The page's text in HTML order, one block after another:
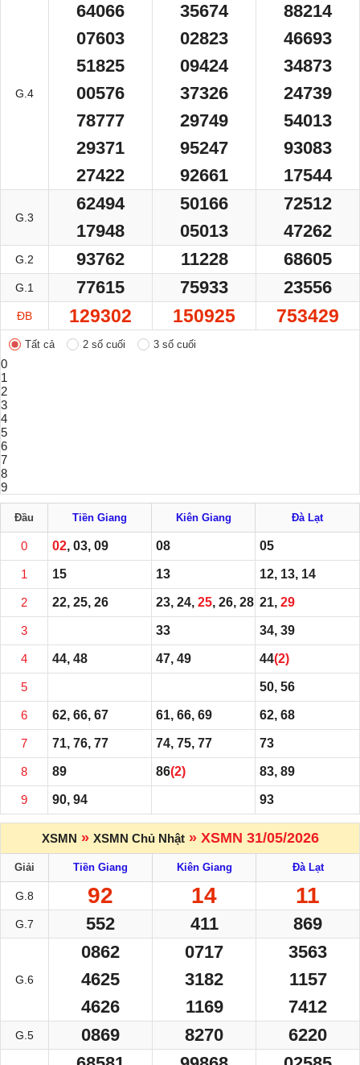
G.4
64066
07603
51825
00576
78777
29371
27422
35674
02823
09424
37326
29749
95247
92661
88214
46693
34873
24739
54013
93083
17544
G.3
62494
17948
50166
05013
72512
47262
G.2 93762 11228 68605
G.1 77615 75933 23556
ĐB 129302 150925 753429
Tất cả 2 số cuối 3 số cuối
0
1
2
3
4
5
6
7
8
9
Đầu Tiền Giang Kiên Giang Đà Lạt
0 02, 03, 09 08 05
1 15 13 12, 13, 14
2 22, 25, 26 23, 24, 25, 26, 28 21, 29
3 33 34, 39
4 44, 48 47, 49 44(2)
5 50, 56
6 62, 66, 67 61, 66, 69 62, 68
7 71, 76, 77 74, 75, 77 73
8 89 86(2) 83, 89
9 90, 94 93
XSMN » XSMN Chủ Nhật» XSMN 31/05/2026
Giải Tiền Giang Kiên Giang Đà Lạt
G.8 92 14 11
G.7 552 411 869
G.6
0862
4625
4626
0717
3182
1169
3563
1157
7412
G.5 0869 8270 6220